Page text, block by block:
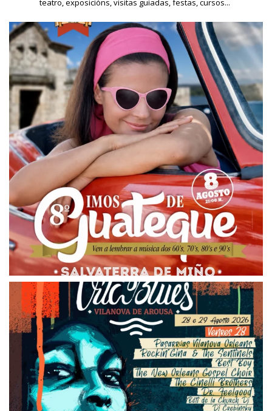
teatro, exposicións, visitas guiadas, festas, cursos...